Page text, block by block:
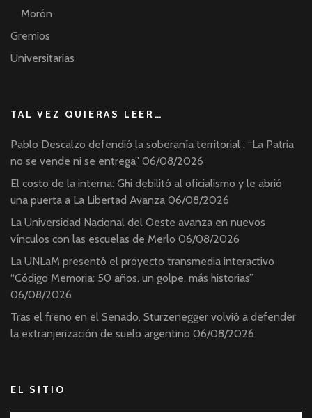
Morón
Gremios
Universitarias
TAL VEZ QUIERAS LEER…
Pablo Descalzo defendió la soberanía territorial : “La Patria
no se vende ni se entrega” 06/08/2026
El costo de la interna: Ghi debilitó al oficialismo y le abrió
una puerta a La Libertad Avanza 06/08/2026
La Universidad Nacional del Oeste avanza en nuevos
vínculos con las escuelas de Merlo 06/08/2026
La UNLaM presentó el proyecto transmedia interactivo
“Código Memoria: 50 años, un golpe, más historias”
06/08/2026
Tras el freno en el Senado, Sturzenegger volvió a defender
la extranjerización de suelo argentino 06/08/2026
EL SITIO